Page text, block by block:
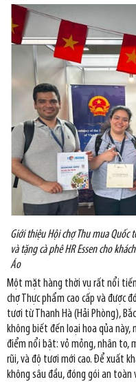
Giới thiệu Hội chợ Thu mua Quốc
và tặng cà phê HR Essen cho
Áo
Một mặt hàng thời vụ rất nổi
chợ Thực phẩm cao cấp và được
tươi từ Thanh Hà (Hải Phòng),
không biết đến loại hoa qủa này,
điểm nổi bật: vỏ mỏng, nhân to,
rũi, và độ tươi mới cao. Để xuất
không sâu đầu, đóng gói an toàn